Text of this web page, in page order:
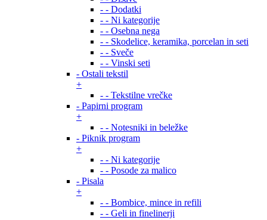
- - Dodatki
- - Ni kategorije
- - Osebna nega
- - Skodelice, keramika, porcelan in seti
- - Sveče
- - Vinski seti
- Ostali tekstil
+
- - Tekstilne vrečke
- Papirni program
+
- - Notesniki in beležke
- Piknik program
+
- - Ni kategorije
- - Posode za malico
- Pisala
+
- - Bombice, mince in refili
- - Geli in finelinerji